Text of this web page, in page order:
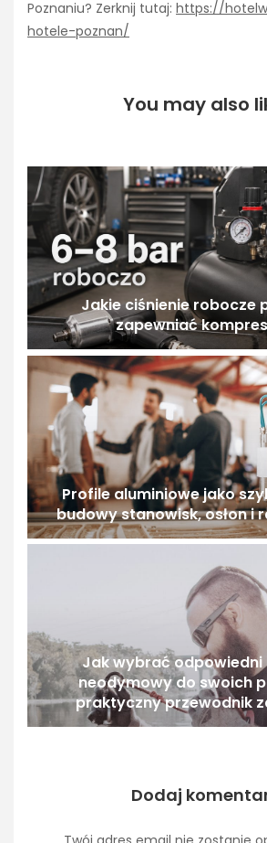
Poznaniu? Zerknij tutaj: https://
hotele-poznan/
You may also
Jakie ciśnienie robocze
zapewniać
Profile aluminiowe jako
budowy stanowisk, osłon i
Jak wybrać odpowiedni
neodymowy do swoich
praktyczny przewodnik
Dodaj